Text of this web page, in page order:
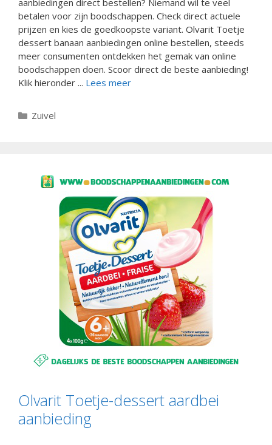
betalen voor zijn boodschappen. Check direct actuele
prijzen en kies de goedkoopste variant. Olvarit Toetje
dessert banaan aanbiedingen online bestellen, steeds
meer consumenten ontdekken het gemak van online
boodschappen doen. Scoor direct de beste aanbieding!
Klik hieronder ... Lees meer
Categorieën
Zuivel
Olvarit Toetje-dessert aardbei
aanbieding